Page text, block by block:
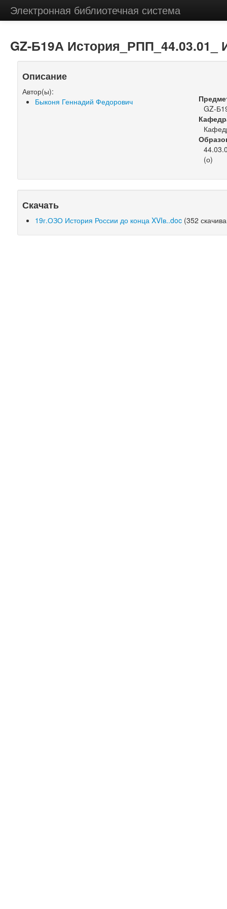
Электронная библиотечная система
GZ-Б19А История_РПП_44.03.01_
Описание
Автор(ы):
Быконя Геннадий Федорович
GZ-
(о)
Скачать
19г.ОЗО История России до конца XVIв..doc (352